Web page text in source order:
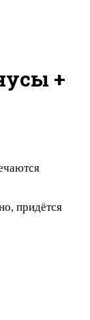
+
придётся